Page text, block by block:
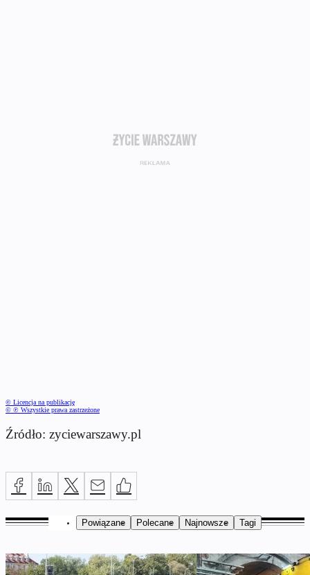
© Licencja na publikację
© ℗ Wszystkie prawa zastrzeżone
Źródło: zyciewarszawy.pl
Powiązane Polecane Najnowsze Tagi